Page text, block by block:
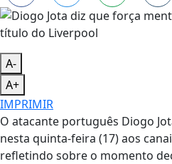
A-
A+
IMPRIMIR
O atacante português Diogo
nesta quinta-feira (17) aos
refletindo sobre o momento